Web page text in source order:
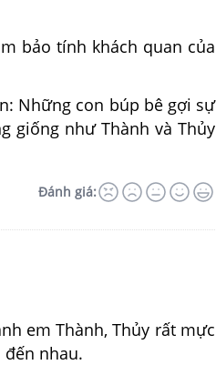
bảo tính khách quan của
Những con búp bê gợi sự
giống như Thành và Thủy
Đánh giá:
em Thành, Thủy rất mực
nhau.